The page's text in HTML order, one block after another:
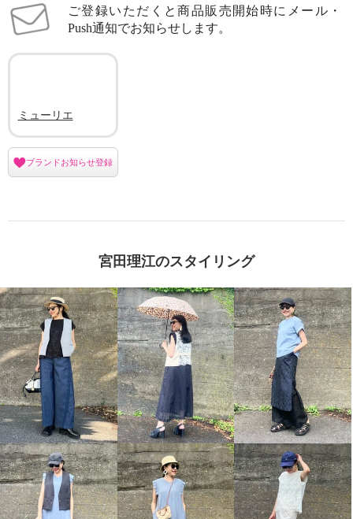
ご登録いただくと商品販売開始時にメール・
Push通知でお知らせします。
ミューリエ
ブランドお知らせ登録
宮田理江のスタイリング